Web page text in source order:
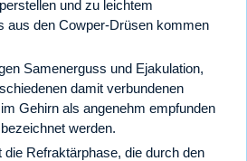
und zu leichtem
aus den Cowper-Drüsen kommen
Samenerguss und Ejakulation,
damit verbundenen
Gehirn als angenehm empfunden
werden.
die Refraktärphase, die durch den